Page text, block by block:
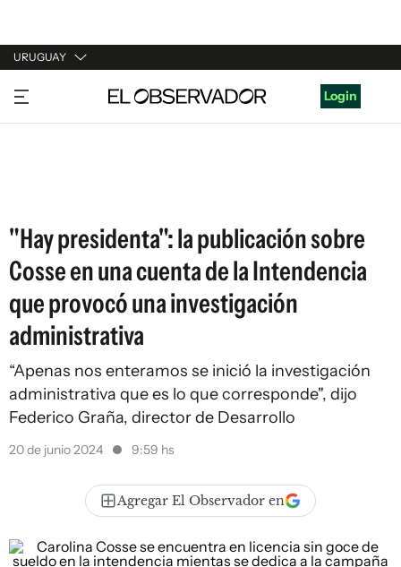
URUGUAY
URUGUAY
ARGENTINA
Login
"Hay presidenta": la publicación sobre
Cosse en una cuenta de la Intendencia
que provocó una investigación
administrativa
“Apenas nos enteramos se inició la investigación
administrativa que es lo que corresponde", dijo
Federico Graña, director de Desarrollo
20 de junio 2024 9:59 hs
Agregar El Observador en